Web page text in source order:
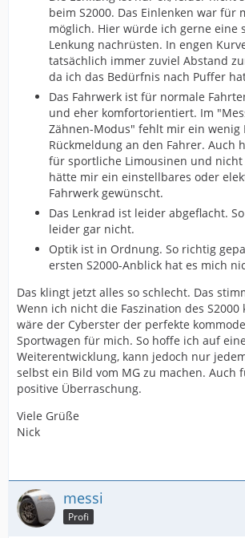
beim S2000. Das Einlenken war für
möglich. Hier würde ich gerne eine
Lenkung nachrüsten. In engen
tatsächlich immer zuviel Abstand
da ich das Bedürfnis nach Puffer
Das Fahrwerk ist für normale
und eher komfortorientiert. Im
Zähnen-Modus" fehlt mir ein wenig
Rückmeldung an den Fahrer. Auch
für sportliche Limousinen und nicht
hätte mir ein einstellbares oder
Fahrwerk gewünscht.
Das Lenkrad ist leider abgeflacht.
leider gar nicht.
Optik ist in Ordnung. So richtig
ersten S2000-Anblick hat es mich
Das klingt jetzt alles so schlecht. Das
Wenn ich nicht die Faszination des S2000
wäre der Cyberster der perfekte
Sportwagen für mich. So hoffe ich auf eine
Weiterentwicklung, kann jedoch nur
selbst ein Bild vom MG zu machen. Auch
positive Überraschung.
Viele Grüße
Nick
messi
Profi